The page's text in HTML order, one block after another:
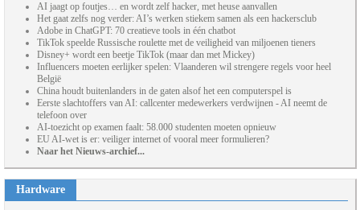
AI jaagt op foutjes… en wordt zelf hacker, met heuse aanvallen
Het gaat zelfs nog verder: AI’s werken stiekem samen als een hackersclub
Adobe in ChatGPT: 70 creatieve tools in één chatbot
TikTok speelde Russische roulette met de veiligheid van miljoenen tieners
Disney+ wordt een beetje TikTok (maar dan met Mickey)
Influencers moeten eerlijker spelen: Vlaanderen wil strengere regels voor heel
België
China houdt buitenlanders in de gaten alsof het een computerspel is
Eerste slachtoffers van AI: callcenter medewerkers verdwijnen - AI neemt de
telefoon over
AI-toezicht op examen faalt: 58.000 studenten moeten opnieuw
EU AI-wet is er: veiliger internet of vooral meer formulieren?
Naar het Nieuws-archief...
Hardware